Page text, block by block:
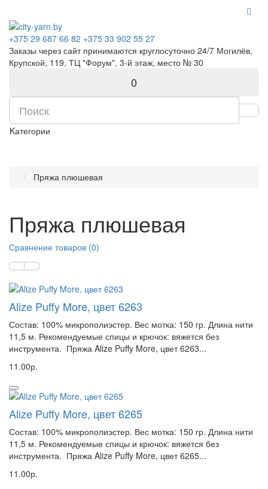
+375 29 687 66 82 +375 33 902 55 27
Заказы через сайт принимаются круглосуточно 24/7 Могилёв,
Крупской, 119, ТЦ "Форум", 3-й этаж, место № 30
0
Kатегории
Пряжа плюшевая
Пряжа плюшевая
Сравнение товаров (0)
Alize Puffy More, цвет 6263
Состав: 100% микрополиэстер. Вес мотка: 150 гр. Длина нити
11,5 м. Рекомендуемые спицы и крючок: вяжется без
инструмента. Пряжа Alize Puffy More, цвет 6263...
11.00р.
Alize Puffy More, цвет 6265
Состав: 100% микрополиэстер. Вес мотка: 150 гр. Длина нити
11,5 м. Рекомендуемые спицы и крючок: вяжется без
инструмента. Пряжа Alize Puffy More, цвет 6265...
11.00р.